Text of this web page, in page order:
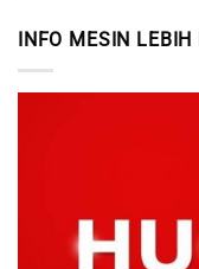
INFO MESIN